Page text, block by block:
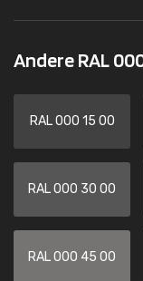
Andere RAL
RAL 000 15 00
RAL 000 30 00
RAL 000 45 00